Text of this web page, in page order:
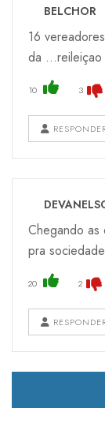
BELCHOR
16
da
10 3
Chegando as
pra
20 2